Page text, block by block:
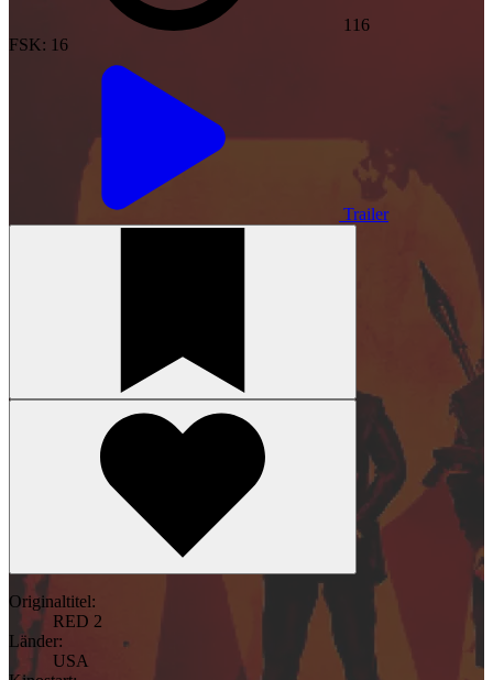
116
FSK: 16
Trailer
Originaltitel:
RED 2
Länder:
USA